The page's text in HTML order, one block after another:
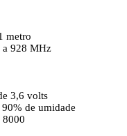
metro
a 928 MHz
3,6 volts
de umidade
8000